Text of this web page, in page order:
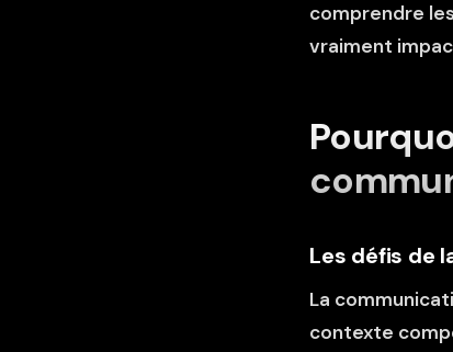
comprendre
vraiment
Les défis de
La
contexte